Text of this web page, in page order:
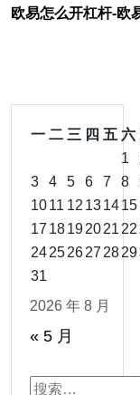
欧易怎么开杠杆-欧
2026 年 8 月
一 二 三 四 五 六
1
3
4 5 6 7 8
1011 12 131415
17 18192021 22
24252627 2829
31
« 5 月
搜